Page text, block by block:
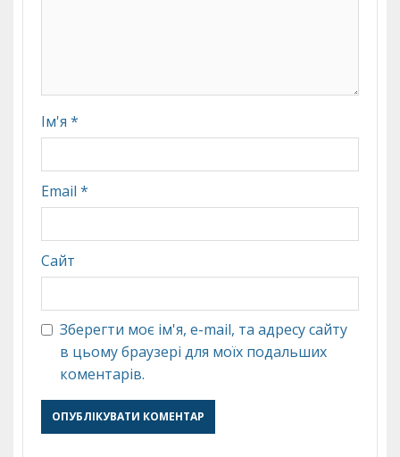
Ім'я *
Email *
Сайт
Зберегти моє ім'я, e-mail, та адресу сайту
в цьому браузері для моїх подальших
коментарів.